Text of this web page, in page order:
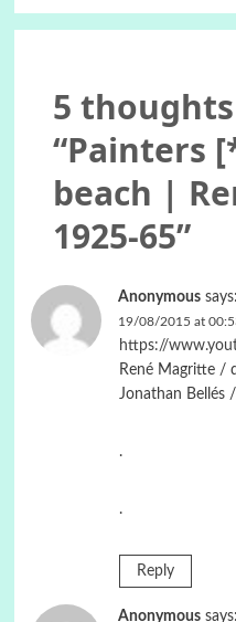
5
“Painters
beach |
1925-65”
Anonymous says:
19/08/2015 at
https://
René Magritte /
Jonathan Bellés
.
.
Reply
Anonymous says: